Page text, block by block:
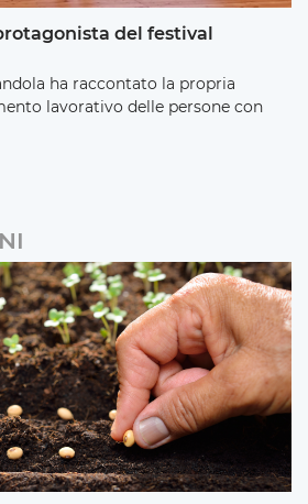
del festival
ha raccontato la propria
lavorativo delle persone con